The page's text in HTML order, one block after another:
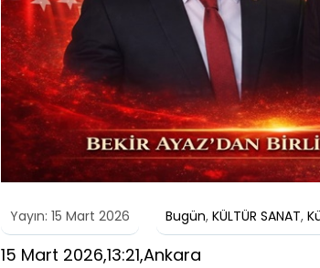
Yayın: 15 Mart 2026 Bugün, KÜLTÜR SANAT,
15 Mart 2026,13:21,Ankara